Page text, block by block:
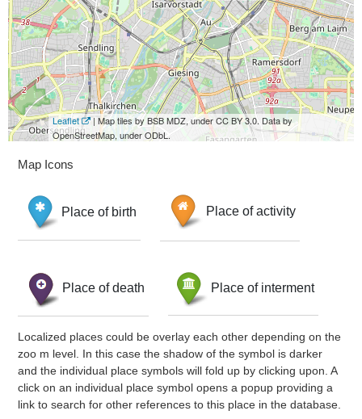
Leaflet
| Map tiles by BSB MDZ, under CC BY 3.0. Data by
OpenStreetMap, under ODbL.
Map Icons
Place of birth Place of activity
Place of death Place of interment
Localized places could be overlay each other depending on the
zoo m level. In this case the shadow of the symbol is darker
and the individual place symbols will fold up by clicking upon. A
click on an individual place symbol opens a popup providing a
link to search for other references to this place in the database.